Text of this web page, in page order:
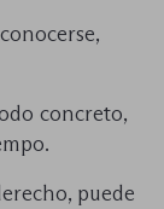
concreto,
puede